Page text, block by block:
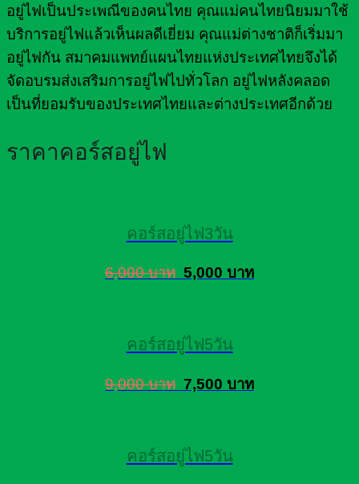
อยู่ไฟเป็นประเพณีของคนไทย คุณแม่คนไทยนิยมมาใช้
บริการอยู่ไฟแล้วเห็นผลดีเยี่ยม คุณแม่ต่างชาติก็เริ่มมา
อยู่ไฟกัน สมาคมแพทย์แผนไทยแห่งประเทศไทยจึงได้
จัดอบรมส่งเสริมการอยู่ไฟไปทั่วโลก อยู่ไฟหลังคลอด
เป็นที่ยอมรับของประเทศไทยและต่างประเทศอีกด้วย
ราคาคอร์สอยู่ไฟ
คอร์สอยู่ไฟ3วัน
6,000 บาท 5,000 บาท
คอร์สอยู่ไฟ5วัน
9,000 บาท 7,500 บาท
คอร์สอยู่ไฟ5วัน